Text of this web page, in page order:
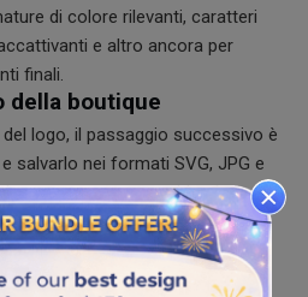
di colore rilevanti, caratteri
e altro ancora per
finali.
della boutique
logo, il passaggio successivo è
salvarlo nei formati SVG, JPG e
ovunque senza problemi.